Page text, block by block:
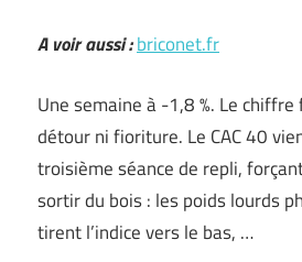
A voir aussi :briconet.fr
Une semaine à -1,8 %. Le
détour ni fioriture. Le CAC 40
troisième séance de repli,
sortir du bois : les poids lourds
tirent l’indice vers le bas, …